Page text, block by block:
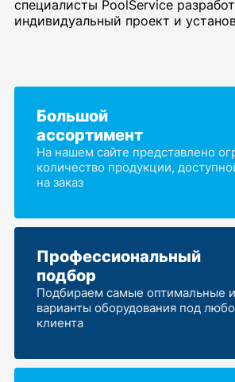
специалисты PoolService
индивидуальный проект и
Большой
ассортимент
На нашем сайте представлено
количество продукции,
на заказ
Профессиональный
подбор
Подбираем самые оптимальные
варианты оборудования под
клиента